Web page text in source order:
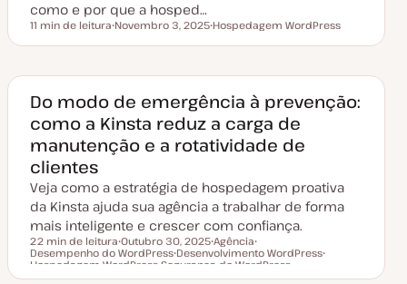
como e por que a hosped…
Tempo de leitura
11 min de leitura
a
a
e
a
t
u
a
l
a
ç
ã
o
Novembro 3, 2025
ó
i
o
Hospedagem WordPress
Do modo de emergência à prevenção:
como a Kinsta reduz a carga de
manutenção e a rotatividade de
clientes
Veja como a estratégia de hospedagem proativa
da Kinsta ajuda sua agência a trabalhar de forma
mais inteligente e crescer com confiança.
Tempo de leitura
22 min de leitura
D
a
t
Outubro 30, 2025
T
ó
p
Agência
T
ó
p
Desempenho do WordPress
T
ó
Desenvolvimento WordPress
ó
Hospedagem WordPress
T
Segurança do WordPress